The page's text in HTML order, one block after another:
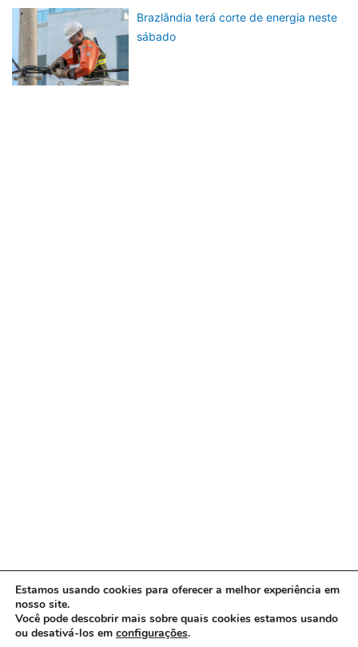
Brazlândia terá corte de energia neste
sábado
Copyright © 2026 www.ACORDA DF
Estamos usando cookies para oferecer a melhor experiência em
nosso site.
Você pode descobrir mais sobre quais cookies estamos usando
ou desativá-los em configurações.